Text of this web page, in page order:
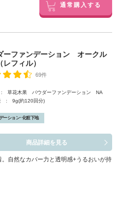
通常購入する
ーファンデーション オークル
フィル）
69件
草花木果 パウダーファンデーション NA
9g(約120回分)
ーション･化粧下地
商品詳細を見る
自然なカバー力と透明感+うるおいが持